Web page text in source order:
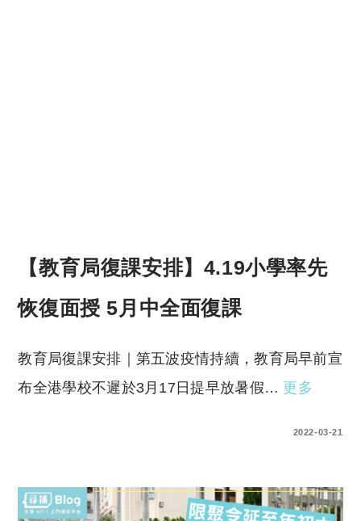
【教育局復課安排】4.19小學率先
恢復面授 5月中全面復課
教育局復課安排｜第五波疫情持續，教育局早前宣
布全港學校不遲於3月17日提早放暑假… 更多
2022-03-21